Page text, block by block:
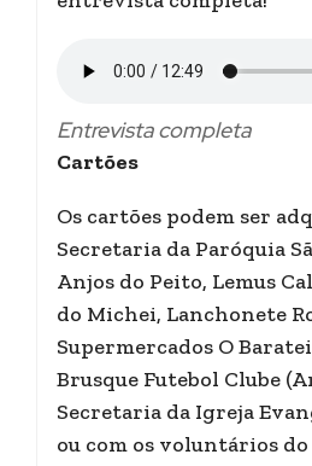
Entrevista completa
Cartões
Os cartões podem ser
Secretaria da Paróquia
Anjos do Peito, Lemus
do Michei, Lanchonete
Supermercados O
Brusque Futebol Clube
Secretaria da Igreja
ou com os voluntários do